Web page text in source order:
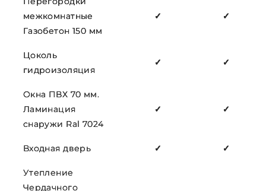
межкомнатные
Газобетон 150 мм
✓ ✓
Цоколь
гидроизоляция
✓ ✓
Окна ПВХ 70 мм.
Ламинация
снаружи Ral 7024
✓ ✓
Входная дверь ✓ ✓
Утепление
Чердачного